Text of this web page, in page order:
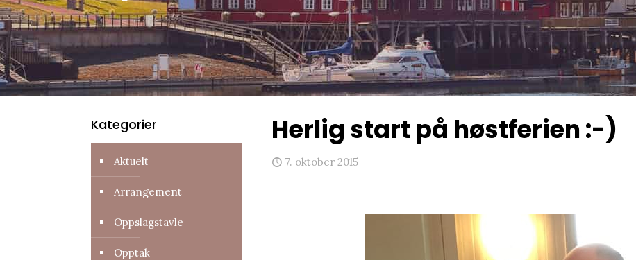
Herlig start på høstferien :-)
7. oktober 2015
Kategorier
Aktuelt
Arrangement
Oppslagstavle
Opptak